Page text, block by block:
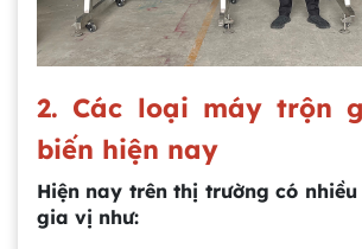
2. Các loại máy trộn
biến hiện nay
Hiện nay trên thị trường có
gia vị như: